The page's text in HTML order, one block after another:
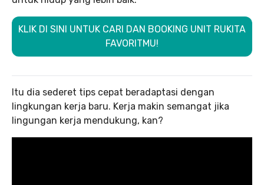
KLIK DI SINI UNTUK CARI DAN BOOKING UNIT RUKITA
FAVORITMU!
Itu dia sederet tips cepat beradaptasi dengan
lingkungan kerja baru. Kerja makin semangat jika
lingungan kerja mendukung, kan?